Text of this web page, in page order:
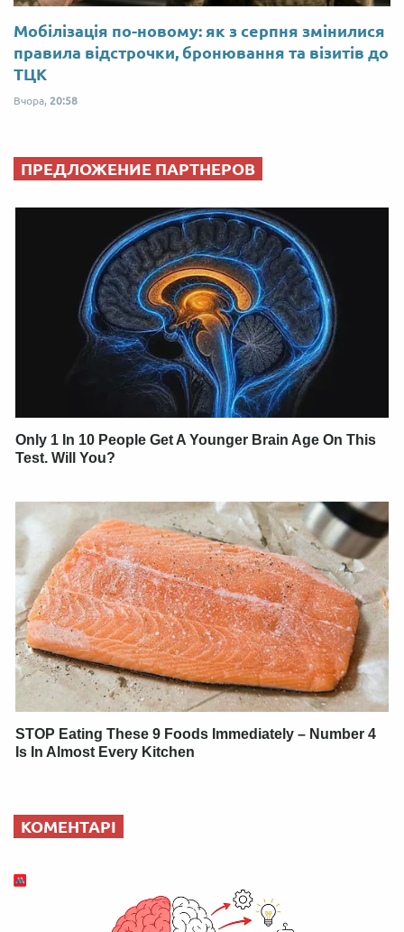
Мобілізація по-новому: як з серпня змінилися
правила відстрочки, бронювання та візитів до
ТЦК
Вчора, 20:58
ПРЕДЛОЖЕНИЕ ПАРТНЕРОВ
Only 1 In 10 People Get A Younger Brain Age On This
Test. Will You?
STOP Eating These 9 Foods Immediately – Number 4
Is In Almost Every Kitchen
КОМЕНТАРІ